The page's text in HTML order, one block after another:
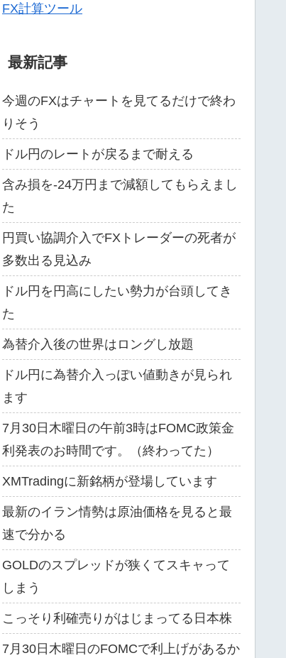
FX計算ツール
最新記事
今週のFXはチャートを見てるだけで終わ
りそう
ドル円のレートが戻るまで耐える
含み損を-24万円まで減額してもらえまし
た
円買い協調介入でFXトレーダーの死者が
多数出る見込み
ドル円を円高にしたい勢力が台頭してき
た
為替介入後の世界はロングし放題
ドル円に為替介入っぽい値動きが見られ
ます
7月30日木曜日の午前3時はFOMC政策金
利発表のお時間です。（終わってた）
XMTradingに新銘柄が登場しています
最新のイラン情勢は原油価格を見ると最
速で分かる
GOLDのスプレッドが狭くてスキャって
しまう
こっそり利確売りがはじまってる日本株
7月30日木曜日のFOMCで利上げがあるか